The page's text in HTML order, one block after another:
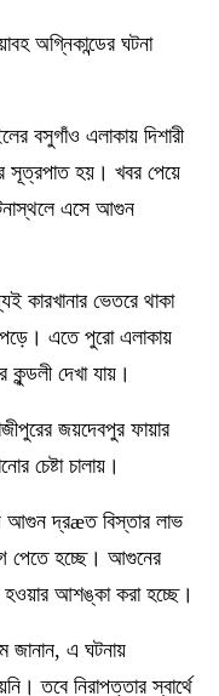
অগ্নিকান্ডের ঘটনা
বসুগাঁও এলাকায় দিশারী
সূত্রপাত হয়। খবর পেয়ে
এসে আগুন
কারখানার ভেতরে থাকা
পড়ে। এতে পুরো এলাকায়
দেখা যায়।
জয়দেবপুর ফায়ার
চেষ্টা চালায়।
আগুন দ্রæত বিস্তার লাভ
পেতে হচ্ছে। আগুনের
হওয়ার আশঙ্কা করা হচ্ছে।
জানান, এ ঘটনায়
তবে নিরাপত্তার স্বার্থে